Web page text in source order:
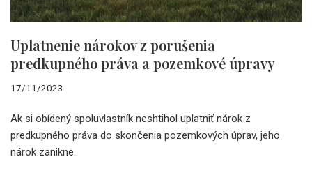
Uplatnenie nárokov z porušenia
predkupného práva a pozemkové úpravy
17/11/2023
Ak si obídený spoluvlastník neshtihol uplatniť nárok z
predkupného práva do skončenia pozemkových úprav, jeho
nárok zanikne.